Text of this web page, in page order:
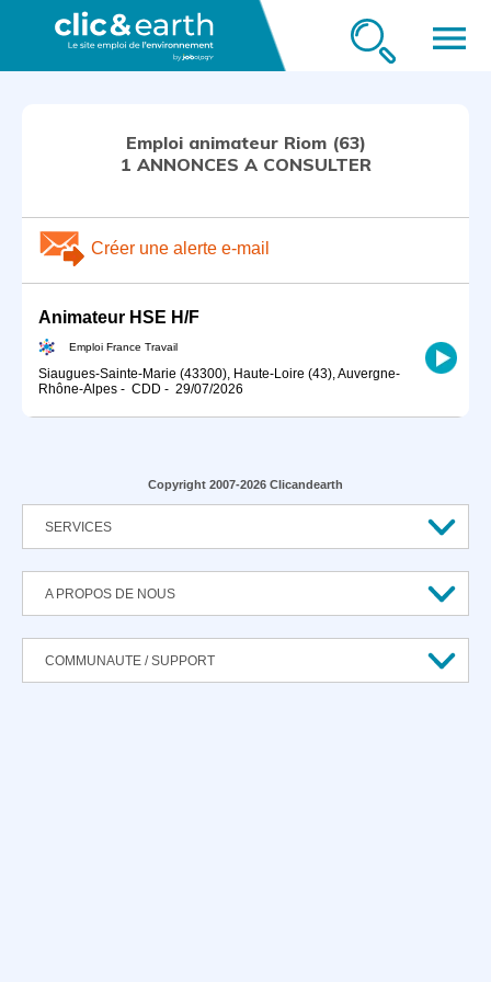
menu
Emploi animateur Riom (63)
1 ANNONCES A CONSULTER
Créer une alerte e-mail
Animateur HSE H/F
Emploi France Travail
Siaugues-Sainte-Marie (43300), Haute-Loire (43), Auvergne-
Rhône-Alpes - CDD - 29/07/2026
Copyright 2007-2026 Clicandearth
SERVICES
A PROPOS DE NOUS
COMMUNAUTE / SUPPORT